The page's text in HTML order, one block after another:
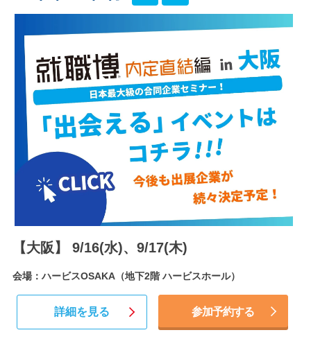
【大阪】 9/16(水)、9/17(木)
会場：ハービスOSAKA（地下2階 ハービスホール）
詳細を見る 参加予約する